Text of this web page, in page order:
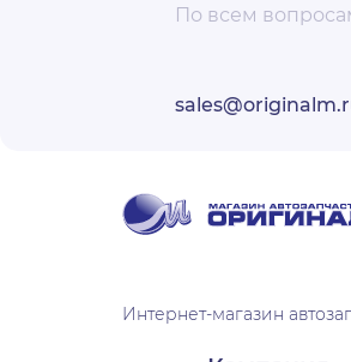
По всем
Интернет-магазин